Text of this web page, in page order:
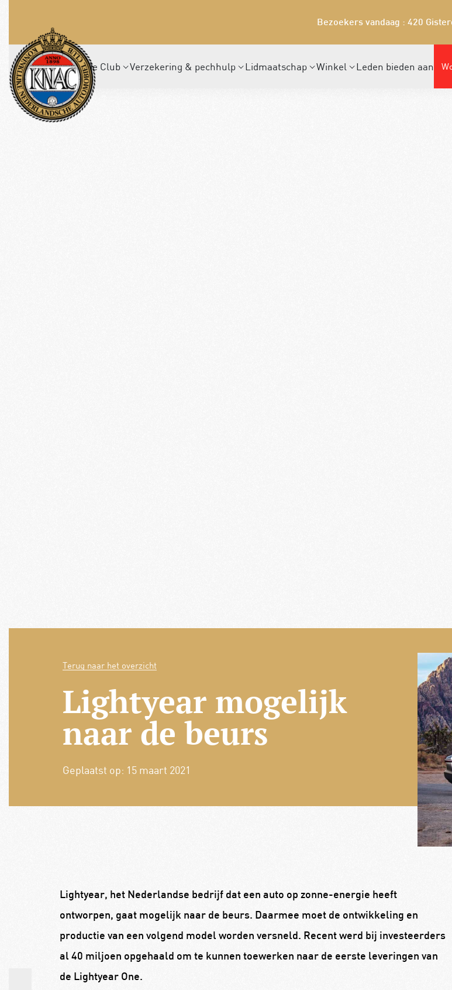
Bezoekers vandaag : 420
De Club Verzekering & pechhulp Lidmaatschap Winkel Leden bieden aan
Terug naar het overzicht
Lightyear mogelijk
naar de beurs
Geplaatst op: 15 maart 2021
Lightyear, het Nederlandse bedrijf dat een auto op zonne-energie heeft
ontworpen, gaat mogelijk naar de beurs. Daarmee moet de ontwikkeling en
productie van een volgend model worden versneld. Recent werd bij investeerders
al 40 miljoen opgehaald om te kunnen toewerken naar de eerste leveringen van
de Lightyear One.